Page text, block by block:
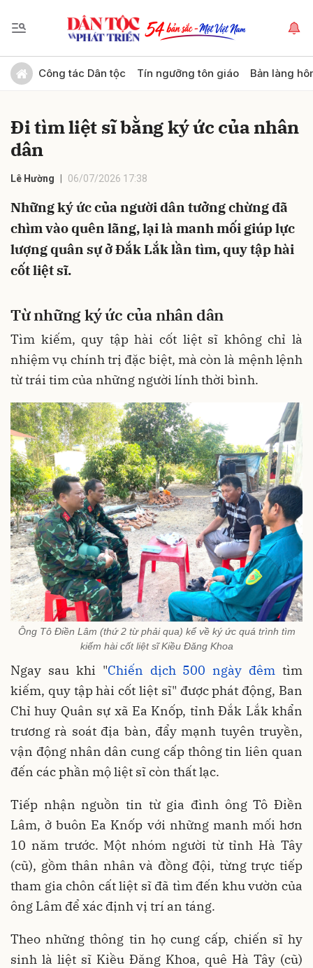
Công tác Dân tộc Tín ngưỡng tôn giáo Bản làng
Đi tìm liệt sĩ bằng ký ức của nhân
dân
Lê Hường 06/07/2026 17:38
Những ký ức của người dân tưởng chừng đã
chìm vào quên lãng, lại là manh mối giúp lực
lượng quân sự ở Đắk Lắk lần tìm, quy tập hài
cốt liệt sĩ.
Từ những ký ức của nhân dân
Tìm kiếm, quy tập hài cốt liệt sĩ không chỉ là
nhiệm vụ chính trị đặc biệt, mà còn là mệnh lệnh
từ trái tim của những người lính thời bình.
Ông Tô Điền Lâm (thứ 2 từ phải qua) kể về ký ức quá trình tìm
kiếm hài cốt liệt sĩ Kiều Đăng Khoa
Ngay sau khi "Chiến dịch 500 ngày đêm tìm
kiếm, quy tập hài cốt liệt sĩ" được phát động, Ban
Chỉ huy Quân sự xã Ea Knốp, tỉnh Đắk Lắk khẩn
trương rà soát địa bàn, đẩy mạnh tuyên truyền,
vận động nhân dân cung cấp thông tin liên quan
đến các phần mộ liệt sĩ còn thất lạc.
Tiếp nhận nguồn tin từ gia đình ông Tô Điền
Lâm, ở buôn Ea Knốp với những manh mối hơn
10 năm trước. Một nhóm người từ tỉnh Hà Tây
(cũ), gồm thân nhân và đồng đội, từng trực tiếp
tham gia chôn cất liệt sĩ đã tìm đến khu vườn của
ông Lâm để xác định vị trí an táng.
Theo những thông tin họ cung cấp, chiến sĩ hy
sinh là liệt sĩ Kiều Đăng Khoa, quê Hà Tây (cũ)
Gửi bình luận
Hủy Gửi